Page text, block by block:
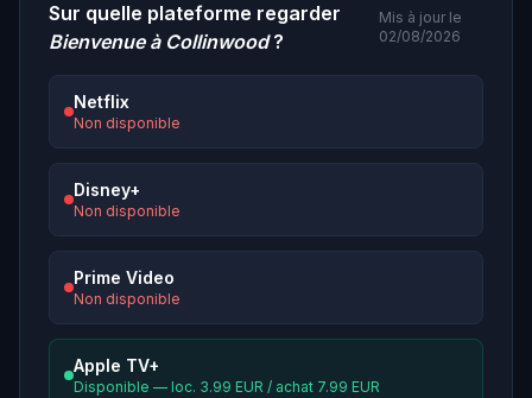
Sur quelle plateforme regarder
Bienvenue à Collinwood?
Mis à jour le
02/08/2026
Netflix
Non disponible
Disney+
Non disponible
Prime Video
Non disponible
Apple TV+
Disponible — loc. 3.99 EUR / achat 7.99 EUR